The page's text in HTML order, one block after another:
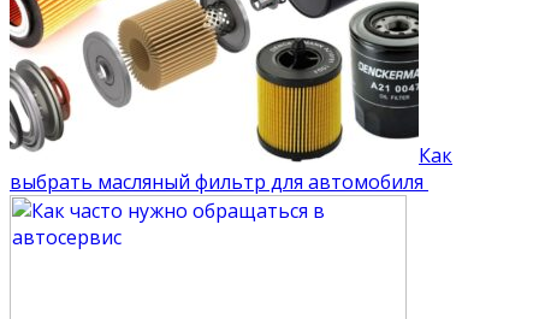
Как
выбрать масляный фильтр для автомобиля